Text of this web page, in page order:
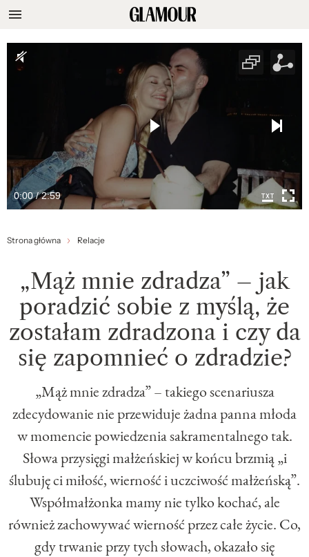
0:00 / 2:59
Strona główna Relacje
„Mąż mnie zdradza” – jak
poradzić sobie z myślą, że
zostałam zdradzona i czy da
się zapomnieć o zdradzie?
„Mąż mnie zdradza” – takiego scenariusza
zdecydowanie nie przewiduje żadna panna młoda
w momencie powiedzenia sakramentalnego tak.
Słowa przysięgi małżeńskiej w końcu brzmią „i
ślubuję ci miłość, wierność i uczciwość małżeńską”.
Współmałżonka mamy nie tylko kochać, ale
również zachowywać wierność przez całe życie. Co,
gdy trwanie przy tych słowach, okazało się